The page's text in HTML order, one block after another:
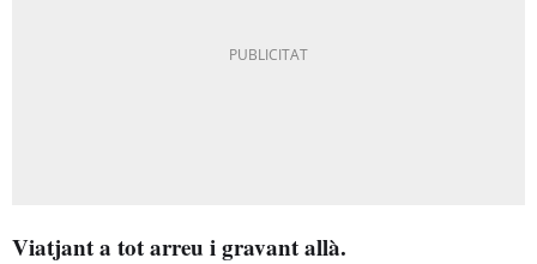
Viatjant a tot arreu i gravant allà.